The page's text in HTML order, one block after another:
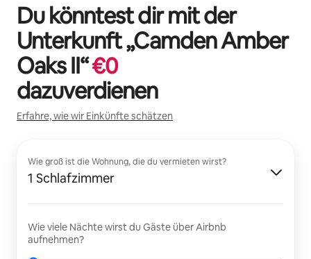
Du könntest dir mit der
Unterkunft „Camden Amber
Oaks II“€0
dazuverdienen
Erfahre, wie wir Einkünfte schätzen
Wie groß ist die Wohnung, die du vermieten wirst?
1 Schlafzimmer
Wie viele Nächte wirst du Gäste über Airbnb
aufnehmen?